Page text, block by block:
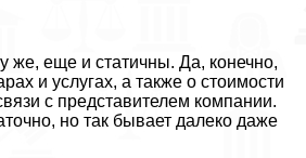
же, еще и статичны. Да, конечно,
и услугах, а также о стоимости
с представителем компании.
но так бывает далеко даже